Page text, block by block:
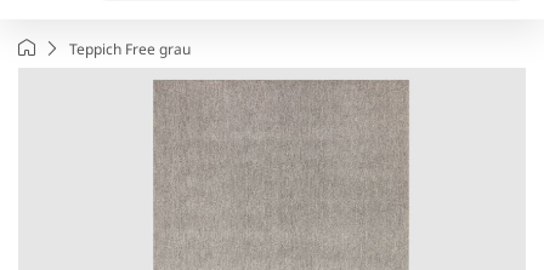
durchsuchen
StartseiteTeppich Free grau